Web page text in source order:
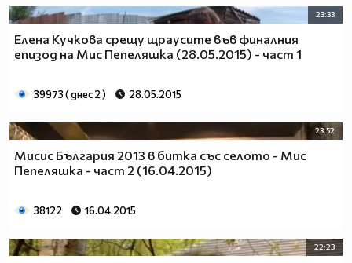
23:33
Елена Кучкова срещу щраусите във финалния
епизод на Мис Пепеляшка (28.05.2015) - част 1
39973 ( днес 2 ) 28.05.2015
23:52
Мисис България 2013 в битка със селото - Мис
Пепеляшка - част 2 (16.04.2015)
38122 16.04.2015
22:23